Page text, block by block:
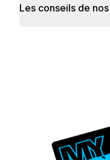
Les conseils de